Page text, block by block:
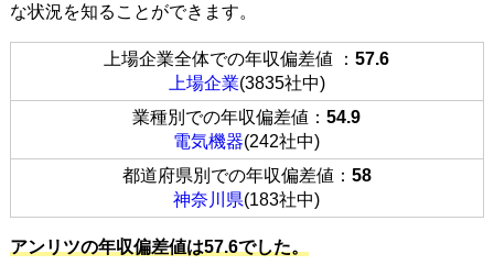
な状況を知ることができます。
上場企業全体での年収偏差値 ：57.6
上場企業(3835社中)
業種別での年収偏差値：54.9
電気機器(242社中)
都道府県別での年収偏差値： 58
神奈川県(183社中)
アンリツの年収偏差値は57.6でした。